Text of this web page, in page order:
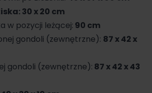
30 x 20 cm
w pozycji leżącej: 90 cm
gondoli (zewnętrzne): 87 x 42 x
gondoli (zewnętrzne): 87 x 42 x 43